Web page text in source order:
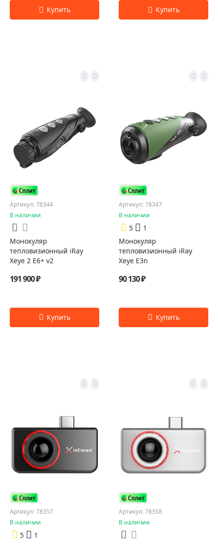
Артикул: 78344
В наличии
Монокуляр
тепловизионный iRay
Xeye 2 E6+ v2
191 900 ₽
Артикул: 78347
В наличии
5
1
Монокуляр
тепловизионный iRay
Xeye E3n
90 130 ₽
Артикул: 78357
В наличии
5
1
Артикул: 78358
В наличии